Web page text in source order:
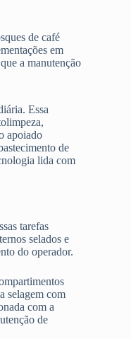
de café
em
a manutenção
Essa
apoiado
de
lida com
tarefas
selados e
do operador.
selagem com
com a
de